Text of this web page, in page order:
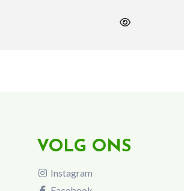
VOLG ONS
Instagram